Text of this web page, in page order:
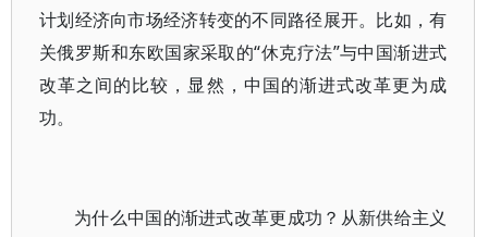
计划经济向市场经济转变的不同路径展开。比如，有
关俄罗斯和东欧国家采取的“休克疗法”与中国渐进式
改革之间的比较，显然，中国的渐进式改革更为成
功。
为什么中国的渐进式改革更成功？从新供给主义